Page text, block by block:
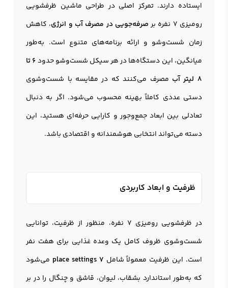
ایستاده دارند. تمرکز اصلی در طراحی ماشین ظرفشویی
رومیزی 7 نفره بر
صرفه‌جویی در مصرف آب و انرژی، کاهش
زمان شست‌وشو و ارائه برنامه‌های متنوع است. به‌طور
میانگین، این دستگاه‌ها در هر سیکل شست‌وشو حدود
6 تا
8 لیتر آب
مصرف می‌کنند که در مقایسه با شست‌وشوی
دستی عددی کاملاً بهینه محسوب می‌شود. اگر به دنبال
تعادلی بین ابعاد جمع‌وجور و کارایی حرفه‌ای هستید، این
دسته می‌تواند انتخابی هوشمندانه و اقتصادی باشد.
ظرفیت و ابعاد کاربردی
در ظرفشویی رومیزی 7 نفره، منظور از ظرفیت، توانایی
شست‌وشوی ظروف کامل یک وعده غذایی برای هفت نفر
است. این ظرفیت معمولاً شامل 7 place settings
می‌شود
که به‌طور استاندارد بشقاب، لیوان، قاشق و چنگال را در بر